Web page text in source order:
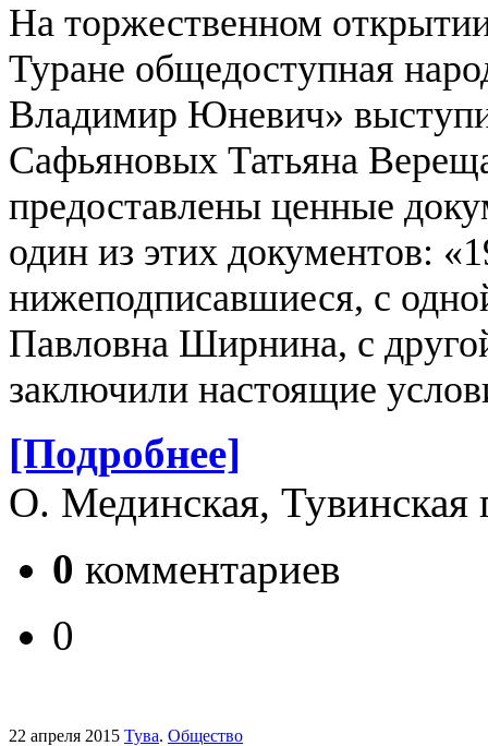
На торжественном
Туране общедоступная
Владимир Юневич»
Сафьяновых Татьяна
предоставлены ценные
один из этих документов:
нижеподписавшиеся, с
Павловна Ширнина, с
заключили настоящие
[Подробнее]
О. Мединская, Тувинская
0 комментариев
0
22 апреля 2015 Тува. Общество